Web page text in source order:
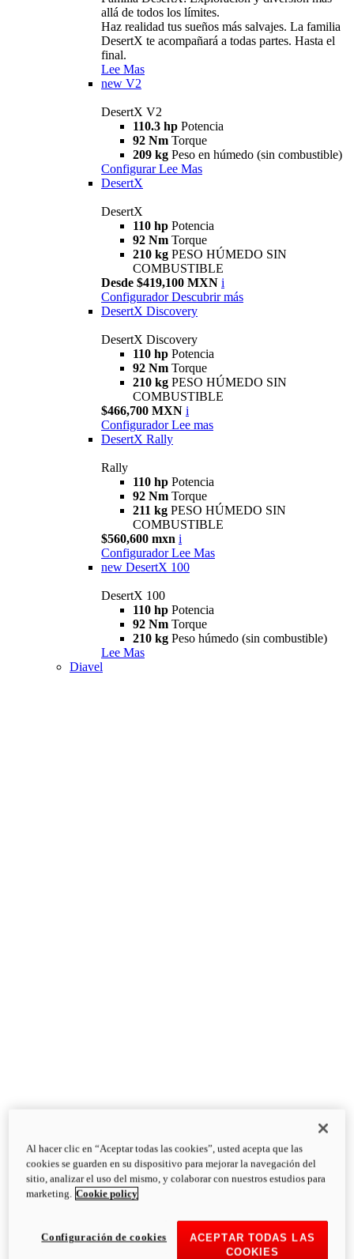
allá de todos los límites.
Haz realidad tus sueños más salvajes. La familia
DesertX te acompañará a todas partes. Hasta el
final.
Lee Mas
new V2
DesertX V2
110.3 hp Potencia
92 Nm Torque
209 kg Peso en húmedo (sin combustible)
Configurar Lee Mas
DesertX
DesertX
110 hp Potencia
92 Nm Torque
210 kg PESO HÚMEDO SIN
COMBUSTIBLE
Desde $419,100 MXN i
Configurador Descubrir más
DesertX Discovery
DesertX Discovery
110 hp Potencia
92 Nm Torque
210 kg PESO HÚMEDO SIN
COMBUSTIBLE
$466,700 MXN i
Configurador Lee mas
DesertX Rally
Rally
110 hp Potencia
92 Nm Torque
211 kg PESO HÚMEDO SIN
COMBUSTIBLE
$560,600 mxn i
Configurador Lee Mas
new DesertX 100
DesertX 100
110 hp Potencia
92 Nm Torque
210 kg Peso húmedo (sin combustible)
Lee Mas
Diavel
Diavel
V4
Diavel V4
126 NmTorque
223 kg
PESO HÚMEDO SIN
Al hacer clic en “Aceptar todas las cookies”, usted acepta que las
cookies se guarden en su dispositivo para mejorar la navegación del
sitio, analizar el uso del mismo, y colaborar con nuestros estudios para
marketing. Cookie policy
ACEPTAR TODAS LAS
COOKIES
Configuración de cookies